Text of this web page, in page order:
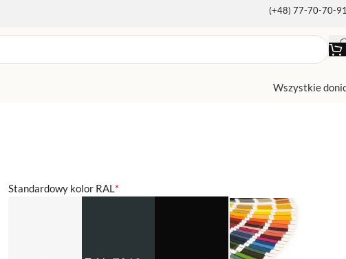
(+48) 77-70-70-
Wszystkie
*
Standardowy kolor RAL